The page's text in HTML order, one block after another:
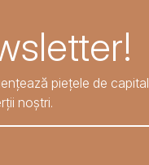
piețele de capital,
noștri.